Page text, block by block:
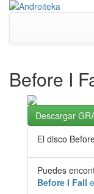
Before I
Descargar
El disco
Puedes
Before I Fall